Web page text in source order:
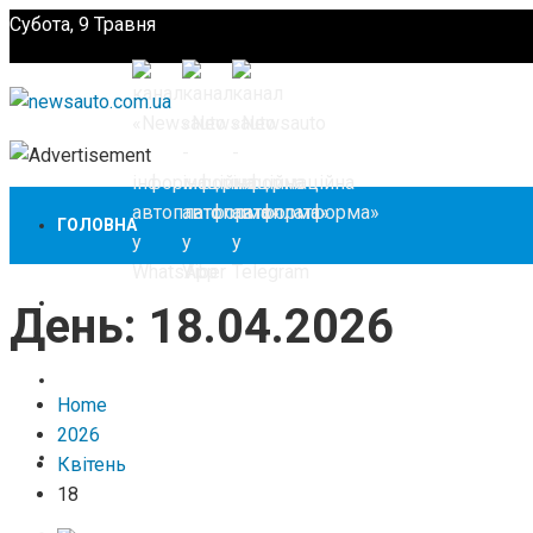
Субота, 9 Травня
ГОЛОВНА
ЗА КОРДОНОМ
День: 18.04.2026
Home
2026
Квітень
18